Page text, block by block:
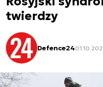
twierdzy
Defence24